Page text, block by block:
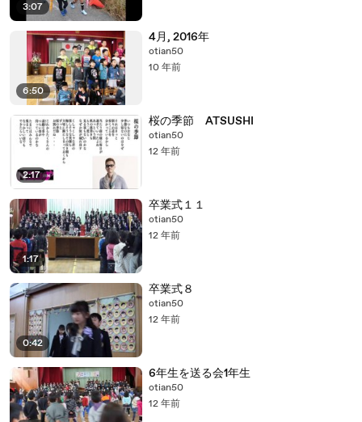
3:07
6:50
4月, 2016年
otian50
10 年前
2:17
桜の季節 ATSUSHI
otian50
12 年前
1:17
卒業式１１
otian50
12 年前
0:42
卒業式８
otian50
12 年前
6年生を送る会1年生
otian50
12 年前